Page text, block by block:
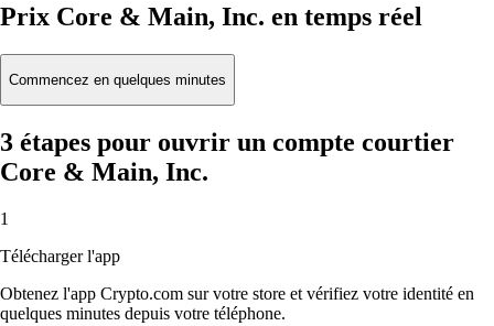
Prix Core & Main, Inc. en temps réel
Commencez en quelques minutes
3 étapes pour ouvrir un compte courtier
Core & Main, Inc.
1
Télécharger l'app
Obtenez l'app Crypto.com sur votre store et vérifiez votre identité en
quelques minutes depuis votre téléphone.